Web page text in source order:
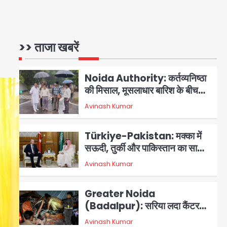
>> ताजा खबरें सुविधा
2
Noida Authority: कर्तव्यनिष्ठा
की मिसाल, मूसलाधार बारिश के बीच
नोएडा प्राधिकरण ने संभाला मोर्चा,
सेक्टर 105 आरडब्ल्यूए ने जताया
आभार
Avinash Kumar
3
Türkiye-Pakistan: मक्का में
सऊदी, तुर्की और पाकिस्तान का साझा
रक्षा समझौता, जानें इसके मायने
Avinash Kumar
4
Greater Noida
(Badalpur): सरिया लदा कैंटर
अनियंत्रित होकर घुसा किराना दुकान
में , ड्राइवर की मौत
Avinash Kumar